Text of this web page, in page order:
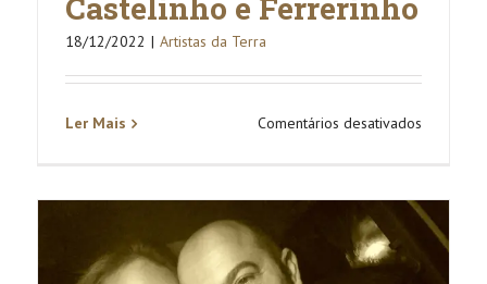
18/12/2022 | Artistas da Terra
Ler Mais Comentários desativados